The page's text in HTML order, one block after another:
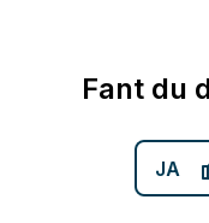
Fant du
JA